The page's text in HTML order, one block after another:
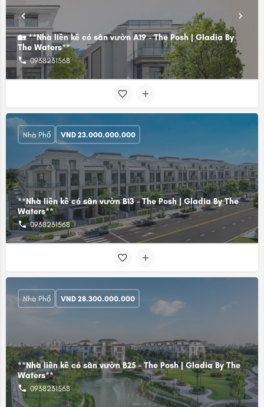
🏡 **Nhà liền kề có sân vườn A19 – The Posh | Gladia By
The Waters**
0938231568
**Nhà liền kề có sân vườn B13 – The Posh | Gladia By The
Waters**
0938231568
Nhà Phố VND 23.000.000.000
**Nhà liền kề có sân vườn B25 – The Posh | Gladia By The
Waters**
0938231568
Nhà Phố VND 28.300.000.000